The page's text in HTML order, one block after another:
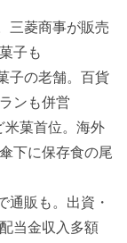
三菱商事が販売
子も
子の老舗。百貨
ンも併営
菓首位。海外
下に保存食の尾
通販も。出資・
当金収入多額